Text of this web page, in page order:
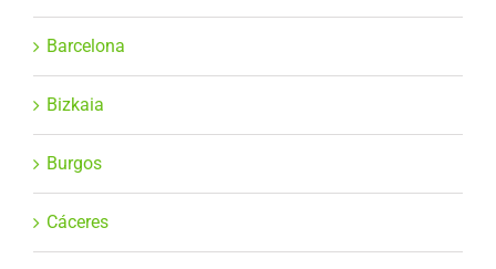
Barcelona
Bizkaia
Burgos
Cáceres